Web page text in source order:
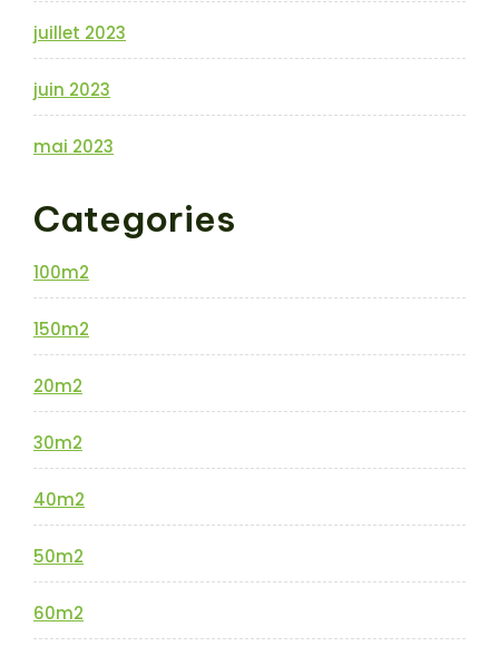
juillet 2023
juin 2023
mai 2023
Categories
100m2
150m2
20m2
30m2
40m2
50m2
60m2